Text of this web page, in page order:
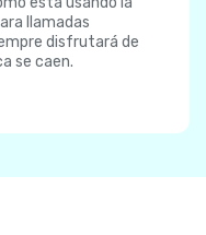
llamadas
disfrutará de
se caen.